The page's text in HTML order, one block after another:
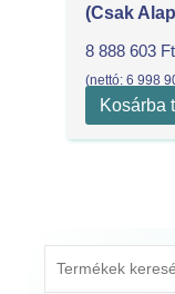
(csak
8 888 603 Ft
(nettó:6 998
Kosárba